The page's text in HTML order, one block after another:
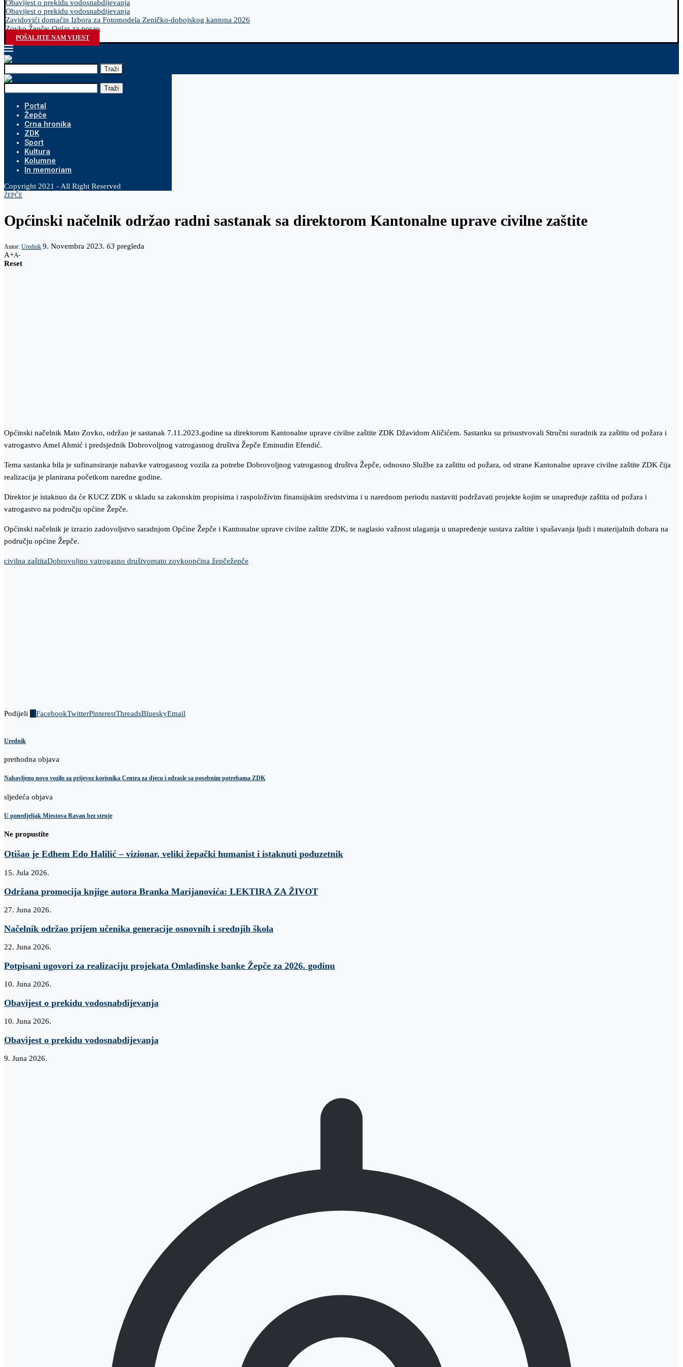
Obavijest o prekidu vodosnabdijevanja
Obavijest o prekidu vodosnabdijevanja
Zavidovići domaćin Izbora za Fotomodela Zeničko-dobojskog kantona 2026
Zovko Žepče: Oglas za posao
POŠALJITE NAM VIJEST
Traži
Traži
Portal
Žepče
Crna hronika
ZDK
Sport
Kultura
Kolumne
In memoriam
Copyright 2021 - All Right Reserved
ŽEPČE
Općinski načelnik održao radni sastanak sa direktorom Kantonalne uprave civilne zaštite
Autor: Urednik 9. Novembra 2023. 63 pregleda
A+A-
Reset
Općinski načelnik Mato Zovko, održao je sastanak 7.11.2023.godine sa direktorom Kantonalne uprave civilne zaštite ZDK Džavidom Aličićem. Sastanku su prisustvovali Stručni suradnik za zaštitu od požara i
vatrogastvo Amel Ahmić i predsjednik Dobrovoljnog vatrogasnog društva Žepče Eminudin Efendić.
Tema sastanka bila je sufinansiranje nabavke vatrogasnog vozila za potrebe Dobrovoljnog vatrogasnog društva Žepče, odnosno Službe za zaštitu od požara, od strane Kantonalne uprave civilne zaštite ZDK čija
realizacija je planirana početkom naredne godine.
Direktor je istaknuo da će KUCZ ZDK u skladu sa zakonskim propisima i raspoloživim finansijskim sredstvima i u narednom periodu nastaviti podržavati projekte kojim se unapređuje zaštita od požara i
vatrogastvo na području općine Žepče.
Općinski načelnik je izrazio zadovoljstvo saradnjom Općine Žepče i Kantonalne uprave civilne zaštite ZDK, te naglasio važnost ulaganja u unapređenje sustava zaštite i spašavanja ljudi i materijalnih dobara na
području općine Žepče.
civilna zaštitaDobrovoljno vatrogasno društvomato zovkoopćina žepčežepče
Podijeli 0 FacebookTwitterPinterestThreadsBlueskyEmail
Urednik
prethodna objava
Nabavljeno novo vozilo za prijevoz korisnika Centra za djecu i odrasle sa posebnim potrebama ZDK
sljedeća objava
U ponedjeljak Mjestova Ravan bez struje
Ne propustite
Otišao je Edhem Edo Halilić – vizionar, veliki žepački humanist i istaknuti poduzetnik
15. Jula 2026.
Održana promocija knjige autora Branka Marijanovića: LEKTIRA ZA ŽIVOT
27. Juna 2026.
Načelnik održao prijem učenika generacije osnovnih i srednjih škola
22. Juna 2026.
Potpisani ugovori za realizaciju projekata Omladinske banke Žepče za 2026. godinu
10. Juna 2026.
Obavijest o prekidu vodosnabdijevanja
10. Juna 2026.
Obavijest o prekidu vodosnabdijevanja
9. Juna 2026.